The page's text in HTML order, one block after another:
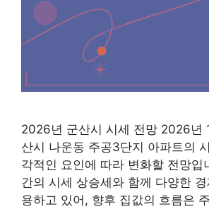
2026년 군산시 시세 전망 2026년
산시 나운동 주공3단지 아파트의
각적인 요인에 따라 변화할 전망입
간의 시세 상승세와 함께 다양한
용하고 있어, 향후 집값의 흐름은